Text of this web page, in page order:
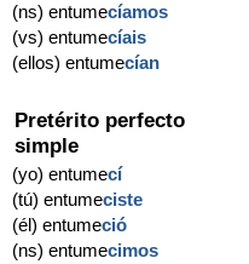
(ns) entumecíamos
(vs) entumecíais
(ellos) entumecían
Pretérito perfecto
simple
(yo) entumecí
(tú) entumeciste
(él) entumeció
(ns) entumecimos